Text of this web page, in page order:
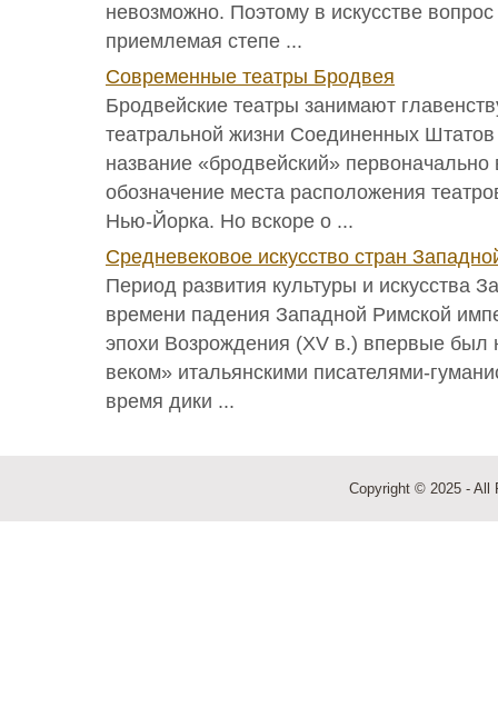
невозможно. Поэтому в искусстве вопрос
приемлемая степе ...
Современные театры Бродвея
Бродвейские театры занимают
театральной жизни Соединенных
название «бродвейский» первоначально
обозначение места расположения
Нью-Йорка. Но вскоре о ...
Средневековое искусство стран
Период развития культуры и искусства
времени падения Западной Римской
эпохи Возрождения (XV в.) впервые был
веком» итальянскими писателями-
время дики ...
Copyright © 2025 - All